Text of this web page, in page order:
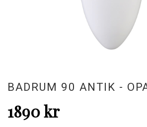
BADRUM 90 ANTIK -
1890 kr